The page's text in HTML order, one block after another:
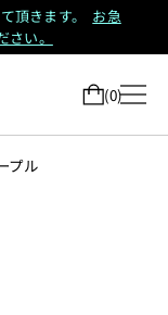
頂きます。
お急
い。
0
プル